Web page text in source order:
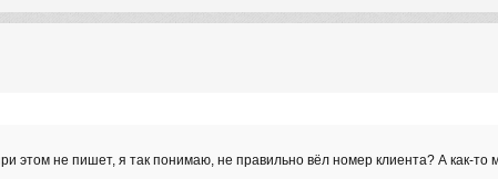
этом не пишет, я так понимаю, не правильно вёл номер клиента? А как-